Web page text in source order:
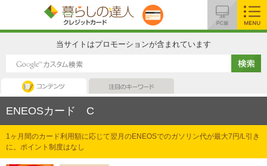
MENU
当サイトはプロモーションが含まれています
コンテンツ 注目のキーワード
ENEOSカード C
1ヶ月間のカード利用額に応じて翌月のENEOSでのガソリン代が最大7円/L引き
に。ポイント制度はなし